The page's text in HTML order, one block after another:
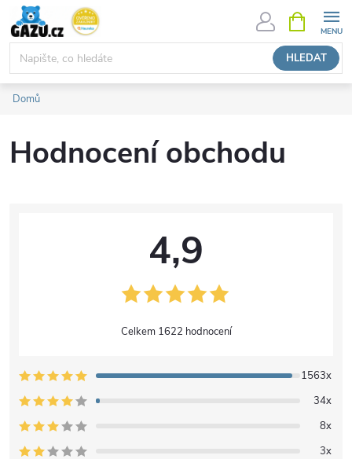
Přejít
obsah
HLEDAT
NÁKUPNÍ
KOŠÍK
Domů
Hodnocení obchodu
4,9
1622 hodnocení
1563x
34x
8x
3x